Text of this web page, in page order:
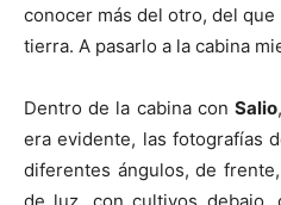
conocer más del otro, del
tierra. A pasarlo a la cabina
Dentro de la cabina con Salio
era evidente, las fotografías
diferentes ángulos, de